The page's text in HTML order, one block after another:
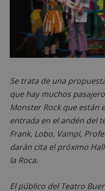
Se trata de una
que hay muchos
Monster Rock que están
entrada en el andén del
Frank, Lobo, Vampi,
darán cita el próximo
la Roca.
El público del Teatro